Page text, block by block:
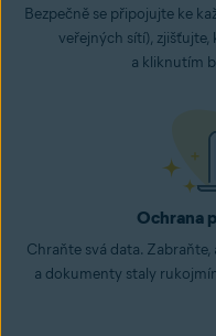
Bezpečně se připojujte ke
veřejných sítí), zjišťujte,
a kliknutím
Ochrana
Chraňte svá data.
a dokumenty staly